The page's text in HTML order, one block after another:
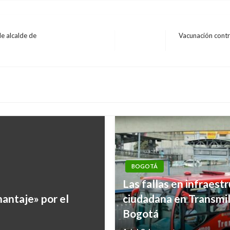
alcalde de
Vacunación
por el
BOGOTÁ
Las fallas en
ciudadana en
Bogotá